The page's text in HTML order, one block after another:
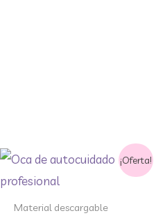
¡Oferta!
Material descargable
El
precio
original
5,50€.
El
precio
3,25€.